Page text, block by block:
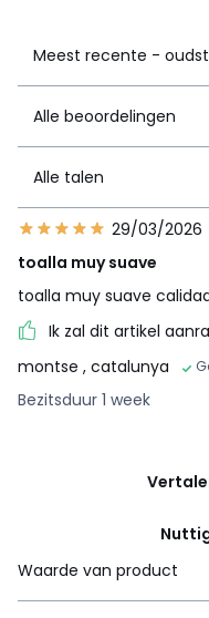
Meest recente -
Alle beoordelingen
Alle talen
29/03/2026
toalla muy suave
toalla muy suave
Ik zal dit artikel
montse , catalunya
Bezitsduur 1 week
Waarde van product